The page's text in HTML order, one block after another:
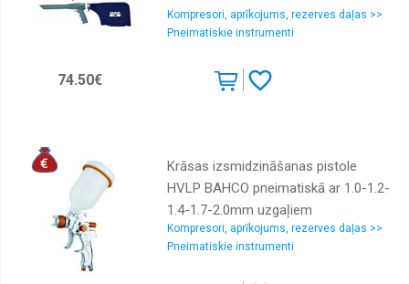
Kompresori, aprīkojums, rezerves daļas >>
Pneimatiskie instrumenti
74.50€
Krāsas izsmidzināšanas pistole
HVLP BAHCO pneimatiskā ar 1.0-1.2-
1.4-1.7-2.0mm uzgaļiem
Kompresori, aprīkojums, rezerves daļas >>
Pneimatiskie instrumenti